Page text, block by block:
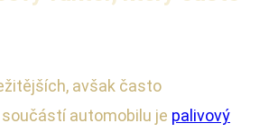
avšak často
automobilu je palivový